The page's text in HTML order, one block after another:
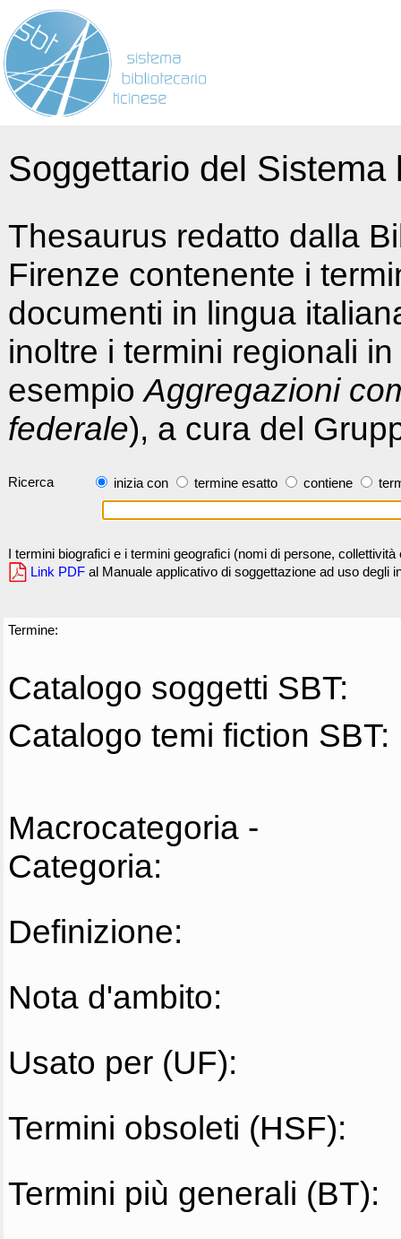
Soggettario del
Thesaurus redatto dalla
Firenze contenente i
documenti in lingua
inoltre i termini regionali
esempioAggregazioni
federale), a cura del
Ricerca inizia con termine esatto contiene
I termini biografici e i termini geografici (nomi di persone,
Link PDF al Manuale applicativo di soggettazione ad uso degli
Termine:
Catalogo soggetti SBT:
Catalogo temi fiction SBT:
Macrocategoria -
Categoria:
Definizione:
Nota d'ambito:
Usato per (UF):
Termini obsoleti (HSF):
Termini più generali (BT):